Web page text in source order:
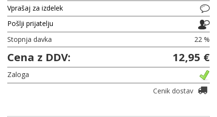
Vprašaj za izdelek
Pošlji prijatelju
Stopnja davka
22 %
Cena z DDV: 12,95 €
Zaloga
Cenik dostav